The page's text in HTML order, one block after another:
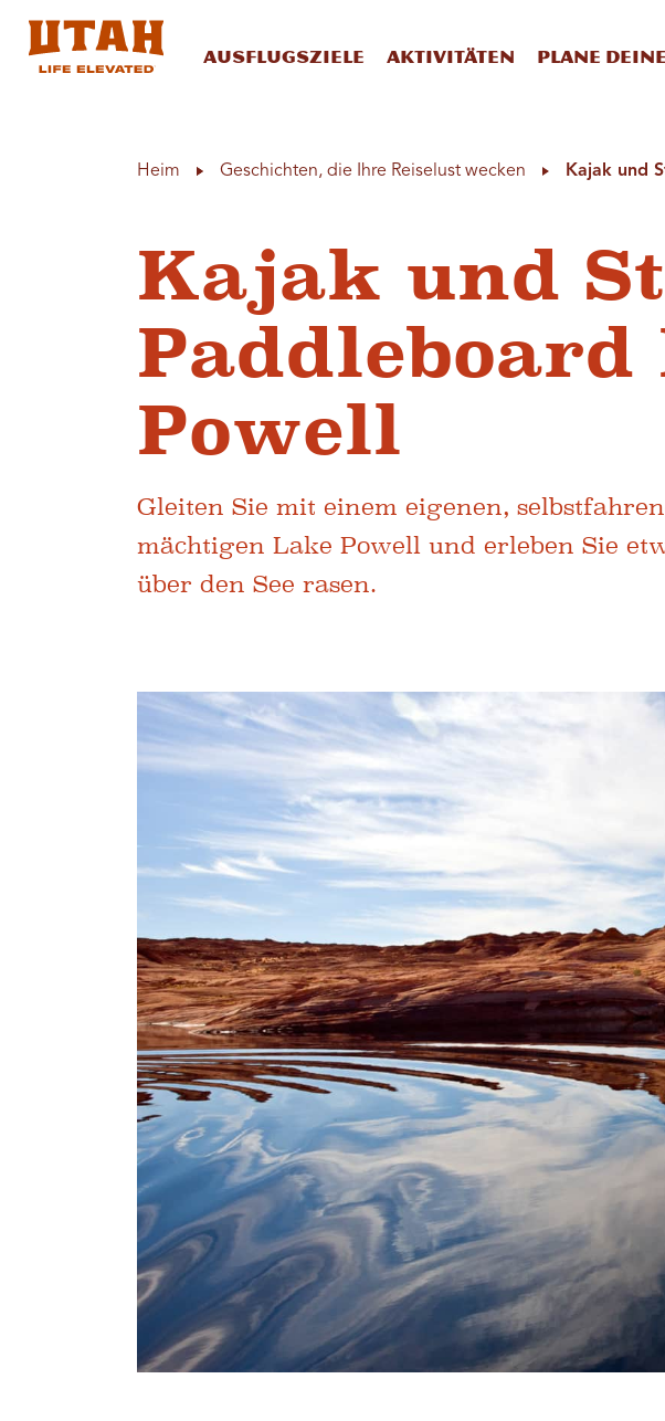
Ausflugsziele Aktivitäten Plane
Heim Geschichten, die Ihre Reiselust wecken Kajak und
Kajak und
Paddleboard
Powell
Gleiten Sie mit einem eigenen,
mächtigen Lake Powell und erleben Sie
über den See rasen.